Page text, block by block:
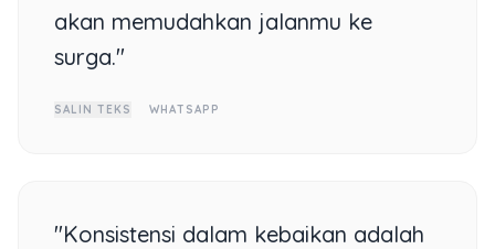
akan memudahkan jalanmu ke
surga."
SALIN TEKS WHATSAPP
"Konsistensi dalam kebaikan adalah